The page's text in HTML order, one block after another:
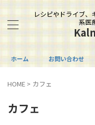
レシピやドライブ、
系医
ホーム お問い合わせ
HOME > カフェ
カフェ